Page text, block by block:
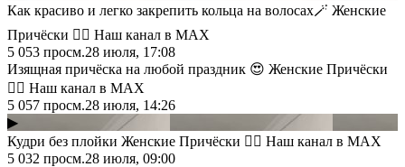
Как красиво и легко закрепить кольца на волосах🪄 Женские
Причёски 💇‍♀️ Наш канал в MAX
5 053 просм.28 июля, 17:08
Изящная причёска на любой праздник 😍 Женские Причёски
💇‍♀️ Наш канал в MAX
5 057 просм.28 июля, 14:26
▶
Кудри без плойки Женские Причёски 💇‍♀️ Наш канал в MAX
5 032 просм.28 июля, 09:00